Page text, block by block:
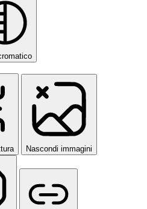
Nascondi immagini